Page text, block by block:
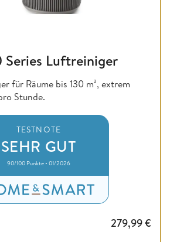
Series Luftreiniger
für Räume bis 130 m², extrem
Stunde.
TESTNOTE
SEHR GUT
90/100 Punkte • 01/2026
279,99€